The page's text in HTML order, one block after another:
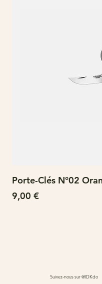
Porte-Clés N°02
Prix
9,00 €
Suivez-nous sur @IDKdo